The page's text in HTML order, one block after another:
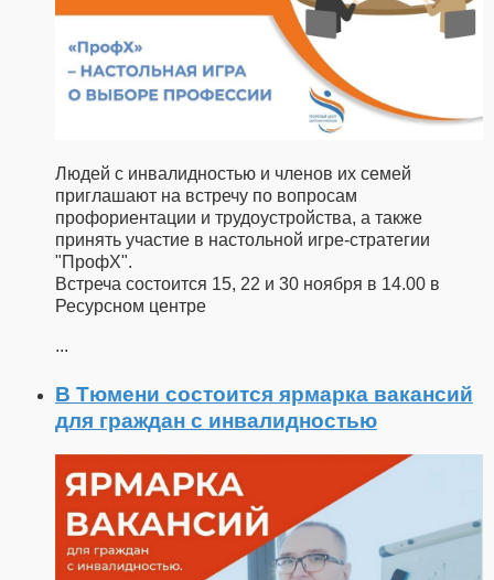
Людей с инвалидностью и членов их семей
приглашают на встречу по вопросам
профориентации и трудоустройства, а также
принять участие в настольной игре-стратегии
"ПрофX".
Встреча состоится 15, 22 и 30 ноября в 14.00 в
Ресурсном центре
...
В Тюмени состоится ярмарка вакансий
для граждан с инвалидностью